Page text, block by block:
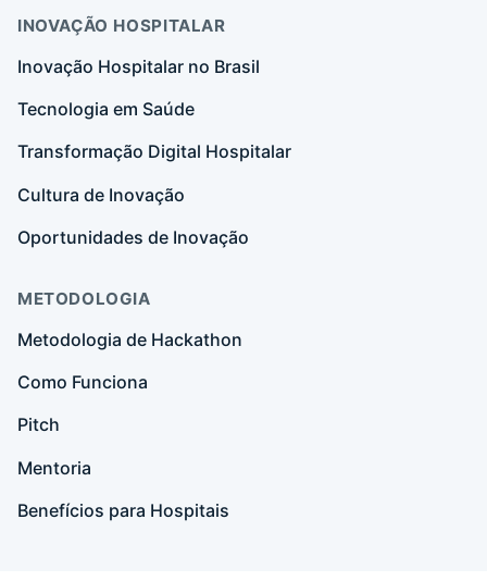
INOVAÇÃO HOSPITALAR
Inovação Hospitalar no Brasil
Tecnologia em Saúde
Transformação Digital Hospitalar
Cultura de Inovação
Oportunidades de Inovação
METODOLOGIA
Metodologia de Hackathon
Como Funciona
Pitch
Mentoria
Benefícios para Hospitais